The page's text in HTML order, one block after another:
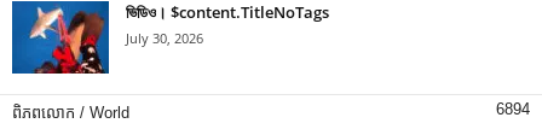
ভিডিও। $content.TitleNoTags
July 30, 2026
ពិភពលោក / World 6894